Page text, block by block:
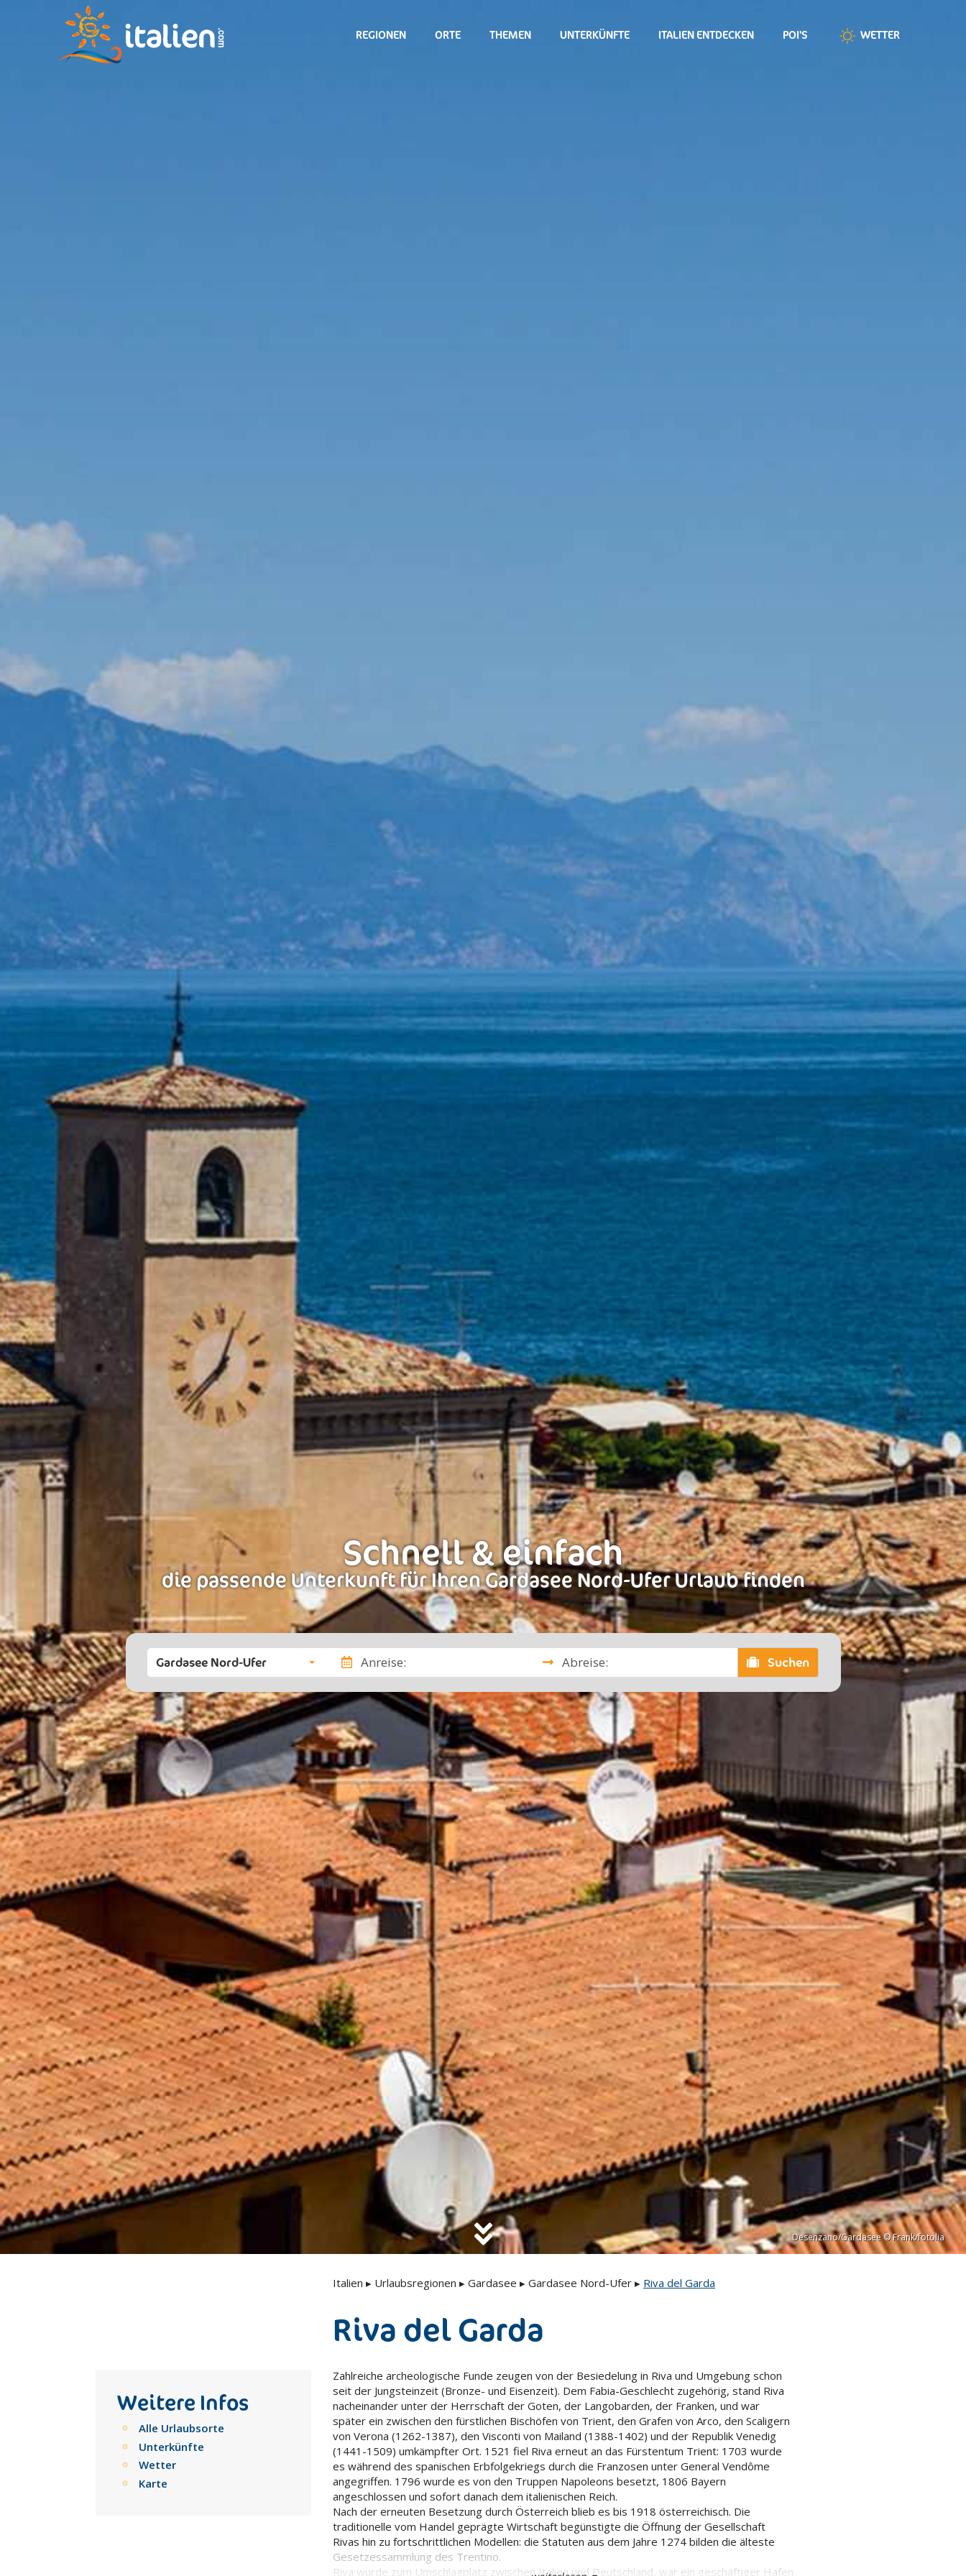
Desenzano/Gardasee © Frank/fotolia
REGIONEN ORTE THEMEN UNTERKÜNFTE ITALIEN ENTDECKEN POI'S WETTER
Schnell & einfach
die passende Unterkunft für Ihren Gardasee Nord-Ufer Urlaub finden
Gardasee Nord-Ufer Anreise: Abreise: Suchen
Italien ▸ Urlaubsregionen ▸ Gardasee ▸ Gardasee Nord-Ufer ▸ Riva del Garda
Riva del Garda
Zahlreiche archeologische Funde zeugen von der Besiedelung in Riva und Umgebung schon
seit der Jungsteinzeit (Bronze- und Eisenzeit). Dem Fabia-Geschlecht zugehörig, stand Riva
nacheinander unter der Herrschaft der Goten, der Langobarden, der Franken, und war
später ein zwischen den fürstlichen Bischöfen von Trient, den Grafen von Arco, den Scaligern
von Verona (1262-1387), den Visconti von Mailand (1388-1402) und der Republik Venedig
(1441-1509) umkämpfter Ort. 1521 fiel Riva erneut an das Fürstentum Trient: 1703 wurde
es während des spanischen Erbfolgekriegs durch die Franzosen unter General Vendôme
angegriffen. 1796 wurde es von den Truppen Napoleons besetzt, 1806 Bayern
angeschlossen und sofort danach dem italienischen Reich.
Nach der erneuten Besetzung durch Österreich blieb es bis 1918 österreichisch. Die
traditionelle vom Handel geprägte Wirtschaft begünstigte die Öffnung der Gesellschaft
Rivas hin zu fortschrittlichen Modellen: die Statuten aus dem Jahre 1274 bilden die älteste
Gesetzessammlung des Trentino.
Riva wurde zum Umschlagplatz zwischen Italien und Deutschland, war ein geschäftiger Hafen
Weitere Infos
Alle Urlaubsorte
Unterkünfte
Wetter
Karte